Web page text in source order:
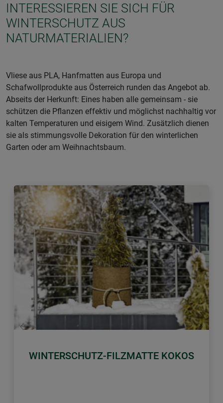
INTERESSIEREN SIE SICH FÜR
WINTERSCHUTZ AUS
NATURMATERIALIEN?
Vliese aus PLA, Hanfmatten aus Europa und
Schafwollprodukte aus Österreich runden das Angebot ab.
Abseits der Herkunft: Eines haben alle gemeinsam - sie
schützen die Pflanzen effektiv und möglichst nachhaltig vor
kalten Temperaturen und eisigem Wind. Zusätzlich dienen
sie als stimmungsvolle Dekoration für den winterlichen
Garten oder am Weihnachtsbaum.
WINTERSCHUTZ-FILZMATTE KOKOS
Zurück Weiter